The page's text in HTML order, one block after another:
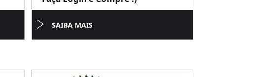
SAIBA MAIS